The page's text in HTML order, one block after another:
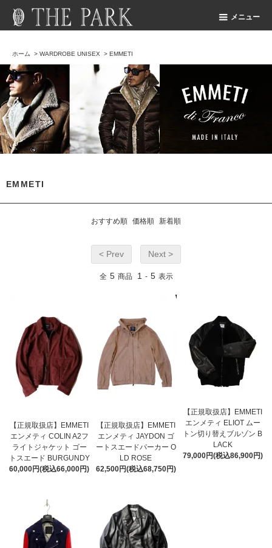
メニュー
ホーム > WARDROBE UNISEX > EMMETI
EMMETI
おすすめ順 価格順 新着順
< Prev Next >
全 5 商品 1 - 5 表示
【正規取扱店】EMMETI
エンメティ COLIN A2フ
ライトジャケット ゴー
トスエード BURGUNDY
60,000円(税込66,000円)
【正規取扱店】EMMETI
エンメティ JAYDON ゴ
ートスエードパーカー O
LD ROSE
62,500円(税込68,750円)
【正規取扱店】EMMETI
エンメティ ELIOT ムー
トン切り替えブルゾン B
LACK
79,000円(税込86,900円)